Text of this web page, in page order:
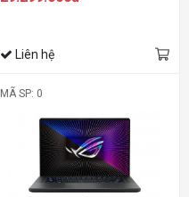
Liên hệ
MÃ SP: 0